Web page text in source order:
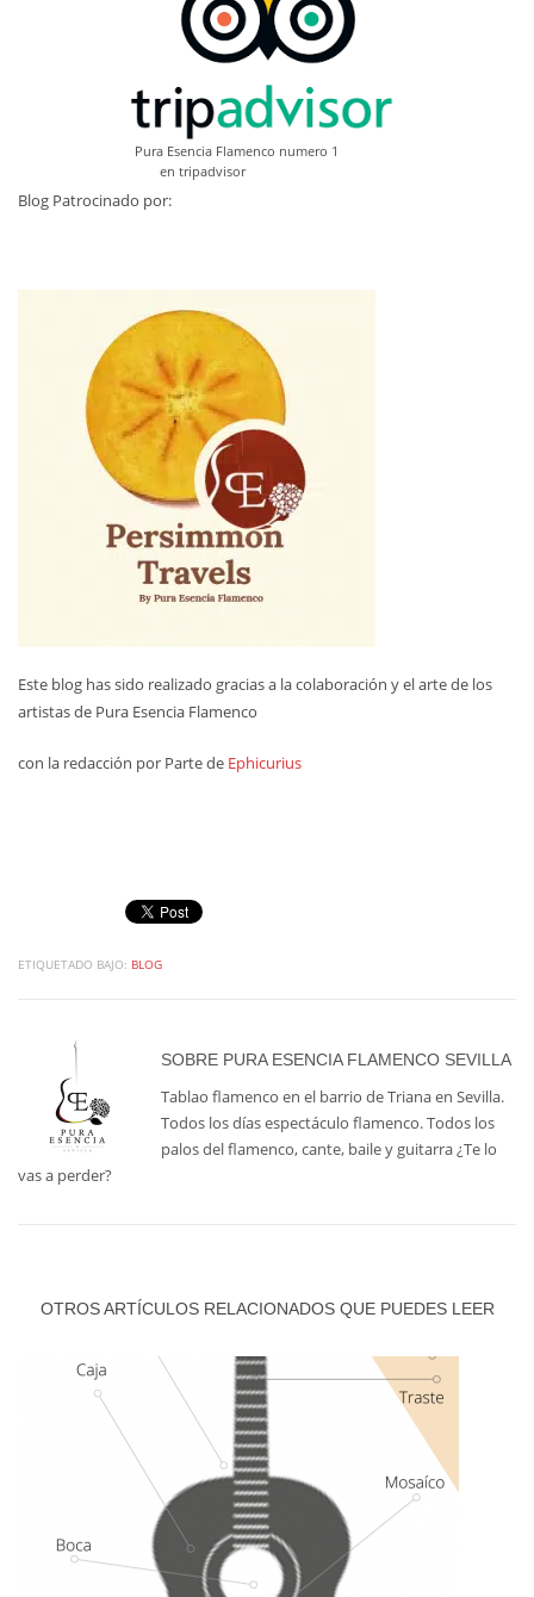
Pura Esencia Flamenco numero 1
en tripadvisor
Blog Patrocinado por:
Este blog has sido realizado gracias a la colaboración y el arte de los
artistas de Pura Esencia Flamenco
con la redacción por Parte de Ephicurius
ETIQUETADO BAJO: BLOG
SOBRE PURA ESENCIA FLAMENCO SEVILLA
Tablao flamenco en el barrio de Triana en Sevilla.
Todos los días espectáculo flamenco. Todos los
palos del flamenco, cante, baile y guitarra ¿Te lo
vas a perder?
OTROS ARTÍCULOS RELACIONADOS QUE PUEDES LEER